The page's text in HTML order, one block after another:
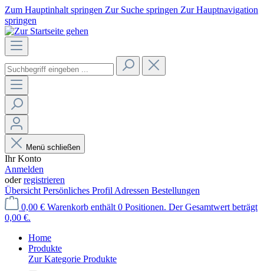
Zum Hauptinhalt springen Zur Suche springen Zur Hauptnavigation
springen
Menü schließen
Ihr Konto
Anmelden
oderregistrieren
Übersicht Persönliches Profil Adressen Bestellungen
0,00 € Warenkorb enthält 0 Positionen. Der Gesamtwert beträgt
0,00 €.
Home
Produkte
Zur Kategorie Produkte